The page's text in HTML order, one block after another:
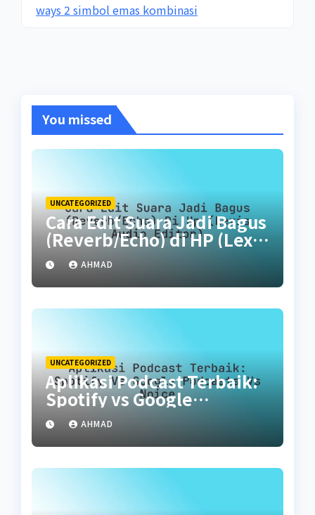
ways 2 simbol emas kombinasi
You missed
UNCATEGORIZED
Cara Edit Suara Jadi Bagus
(Reverb/Echo) di HP (Lexis
Audio Editor)
AHMAD
UNCATEGORIZED
Aplikasi Podcast Terbaik:
Spotify vs Google
Podcasts vs Noice
AHMAD